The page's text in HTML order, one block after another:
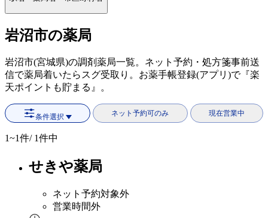
岩沼市の薬局
岩沼市(宮城県)の調剤薬局一覧。ネット予約・処方箋事前送
信で薬局着いたらスグ受取り。お薬手帳登録(アプリ)で『楽
天ポイントも貯まる』。
条件選択 ネット予約可のみ 現在営業中
1~1件/ 1件中
せきや薬局
ネット予約対象外
営業時間外